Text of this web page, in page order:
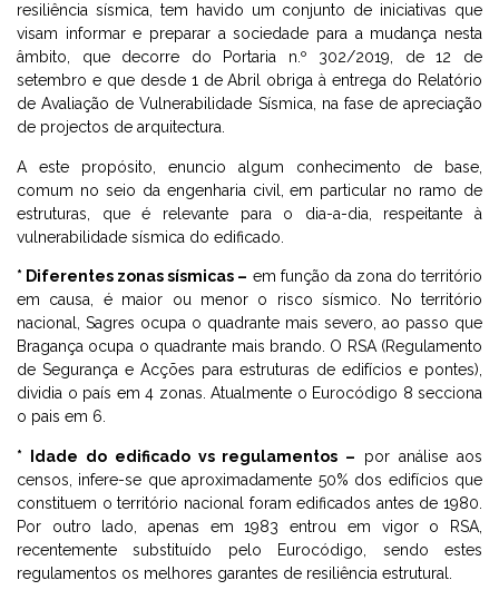
resiliência sísmica, tem havido um conjunto de iniciativas que
visam informar e preparar a sociedade para a mudança nesta
âmbito, que decorre do Portaria n.º 302/2019, de 12 de
setembro e que desde 1 de Abril obriga à entrega do Relatório
de Avaliação de Vulnerabilidade Sísmica, na fase de apreciação
de projectos de arquitectura.
A este propósito, enuncio algum conhecimento de base,
comum no seio da engenharia civil, em particular no ramo de
estruturas, que é relevante para o dia-a-dia, respeitante à
vulnerabilidade sísmica do edificado.
* Diferentes zonas sísmicas – em função da zona do território
em causa, é maior ou menor o risco sísmico. No território
nacional, Sagres ocupa o quadrante mais severo, ao passo que
Bragança ocupa o quadrante mais brando. O RSA (Regulamento
de Segurança e Acções para estruturas de edifícios e pontes),
dividia o país em 4 zonas. Atualmente o Eurocódigo 8 secciona
o pais em 6.
* Idade do edificado vs regulamentos – por análise aos
censos, infere-se que aproximadamente 50% dos edifícios que
constituem o território nacional foram edificados antes de 1980.
Por outro lado, apenas em 1983 entrou em vigor o RSA,
recentemente substituído pelo Eurocódigo, sendo estes
regulamentos os melhores garantes de resiliência estrutural.